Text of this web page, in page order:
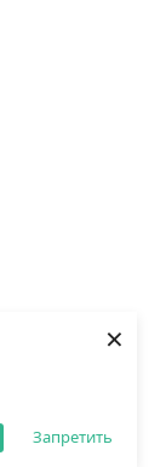
Запретить
×